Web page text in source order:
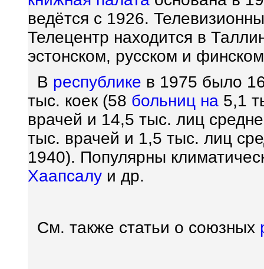
ведётся с 1926.
Телецентр находится в
эстонском, русском и
В республике в 1975 было
тыс. коек (58 больниц на 5,1
врачей и 14,5 тыс. лиц
тыс. врачей и 1,5 тыс. лиц
1940). Популярны
Хаапсалу и др.
См. также статьи о союзных